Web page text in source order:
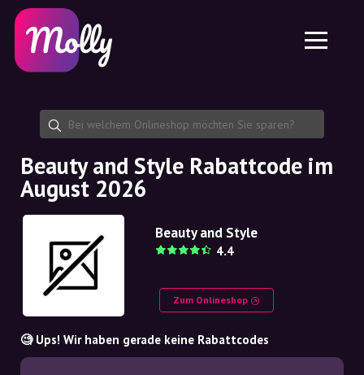
Hautpflege
Haarpflege
Rabattcode teilen
Funktionen
Jobs
Über uns
Partnerschaft
Plattform
Molly für iPhone und iPad
Molly für Android
DE
EN
NO
NL
Beauty and Style Rabattcode im
August 2026
Beauty and Style
4.4
Zum Onlineshop
🧐 Ups! Wir haben gerade keine Rabattcodes